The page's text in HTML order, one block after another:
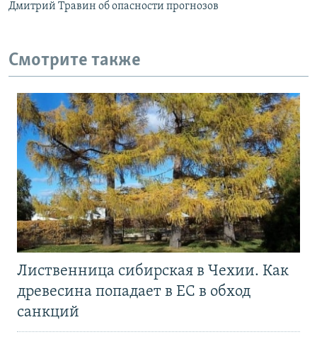
Дмитрий Травин об опасности прогнозов
Смотрите также
Лиственница сибирская в Чехии. Как
древесина попадает в ЕС в обход
санкций